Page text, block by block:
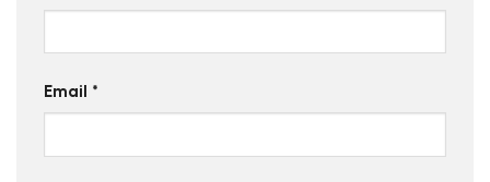
Email *